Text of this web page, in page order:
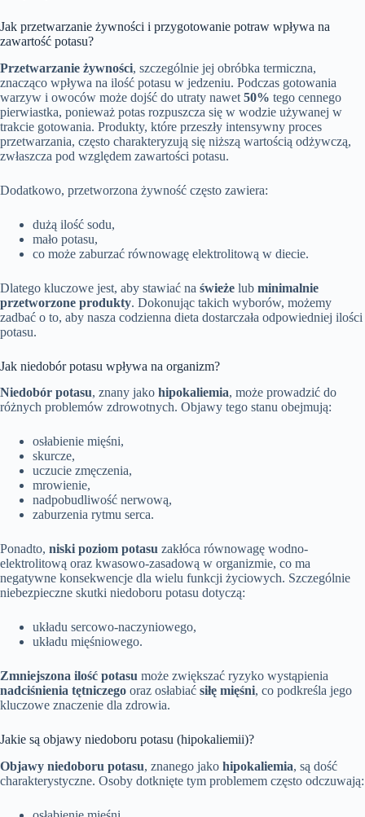
Jak przetwarzanie żywności i przygotowanie potraw wpływa na
zawartość potasu?
Przetwarzanie żywności, szczególnie jej obróbka termiczna,
znacząco wpływa na ilość potasu w jedzeniu. Podczas gotowania
warzyw i owoców może dojść do utraty nawet 50% tego cennego
pierwiastka, ponieważ potas rozpuszcza się w wodzie używanej w
trakcie gotowania. Produkty, które przeszły intensywny proces
przetwarzania, często charakteryzują się niższą wartością odżywczą,
zwłaszcza pod względem zawartości potasu.
Dodatkowo, przetworzona żywność często zawiera:
dużą ilość sodu,
mało potasu,
co może zaburzać równowagę elektrolitową w diecie.
Dlatego kluczowe jest, aby stawiać na świeże lub minimalnie
przetworzone produkty. Dokonując takich wyborów, możemy
zadbać o to, aby nasza codzienna dieta dostarczała odpowiedniej ilości
potasu.
Jak niedobór potasu wpływa na organizm?
Niedobór potasu, znany jako hipokaliemia, może prowadzić do
różnych problemów zdrowotnych. Objawy tego stanu obejmują:
osłabienie mięśni,
skurcze,
uczucie zmęczenia,
mrowienie,
nadpobudliwość nerwową,
zaburzenia rytmu serca.
Ponadto, niski poziom potasu zakłóca równowagę wodno-
elektrolitową oraz kwasowo-zasadową w organizmie, co ma
negatywne konsekwencje dla wielu funkcji życiowych. Szczególnie
niebezpieczne skutki niedoboru potasu dotyczą:
układu sercowo-naczyniowego,
układu mięśniowego.
Zmniejszona ilość potasu może zwiększać ryzyko wystąpienia
nadciśnienia tętniczego oraz osłabiać siłę mięśni, co podkreśla jego
kluczowe znaczenie dla zdrowia.
Jakie są objawy niedoboru potasu (hipokaliemii)?
Objawy niedoboru potasu, znanego jako hipokaliemia, są dość
charakterystyczne. Osoby dotknięte tym problemem często odczuwają: